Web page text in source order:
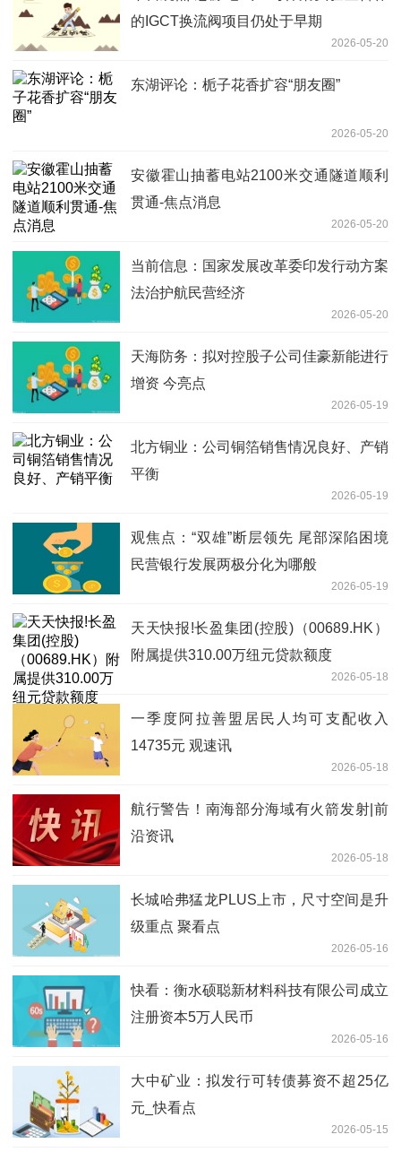
的IGCT换流阀项目仍处于早期
2026-05-20
东湖评论：栀子花香扩容“朋友圈”
2026-05-20
安徽霍山抽蓄电站2100米交通隧道顺利
贯通-焦点消息
2026-05-20
当前信息：国家发展改革委印发行动方案
法治护航民营经济
2026-05-20
天海防务：拟对控股子公司佳豪新能进行
增资 今亮点
2026-05-19
北方铜业：公司铜箔销售情况良好、产销
平衡
2026-05-19
观焦点：“双雄”断层领先 尾部深陷困境
民营银行发展两极分化为哪般
2026-05-19
天天快报!长盈集团(控股)（00689.HK）
附属提供310.00万纽元贷款额度
2026-05-18
一季度阿拉善盟居民人均可支配收入
14735元 观速讯
2026-05-18
航行警告！南海部分海域有火箭发射|前
沿资讯
2026-05-18
长城哈弗猛龙PLUS上市，尺寸空间是升
级重点 聚看点
2026-05-16
快看：衡水硕聪新材料科技有限公司成立
注册资本5万人民币
2026-05-16
大中矿业：拟发行可转债募资不超25亿
元_快看点
2026-05-15